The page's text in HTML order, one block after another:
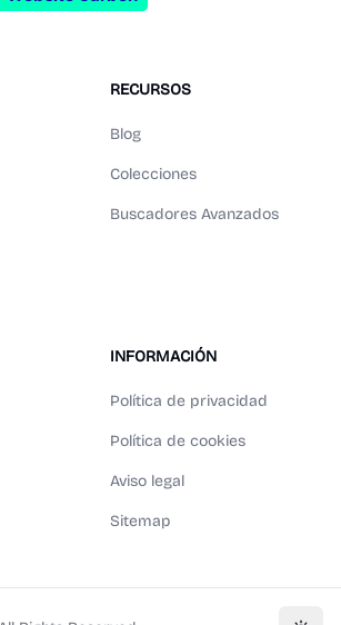
RECURSOS
Blog
Colecciones
Buscadores Avanzados
INFORMACIÓN
Política de privacidad
Política de cookies
Aviso legal
Sitemap